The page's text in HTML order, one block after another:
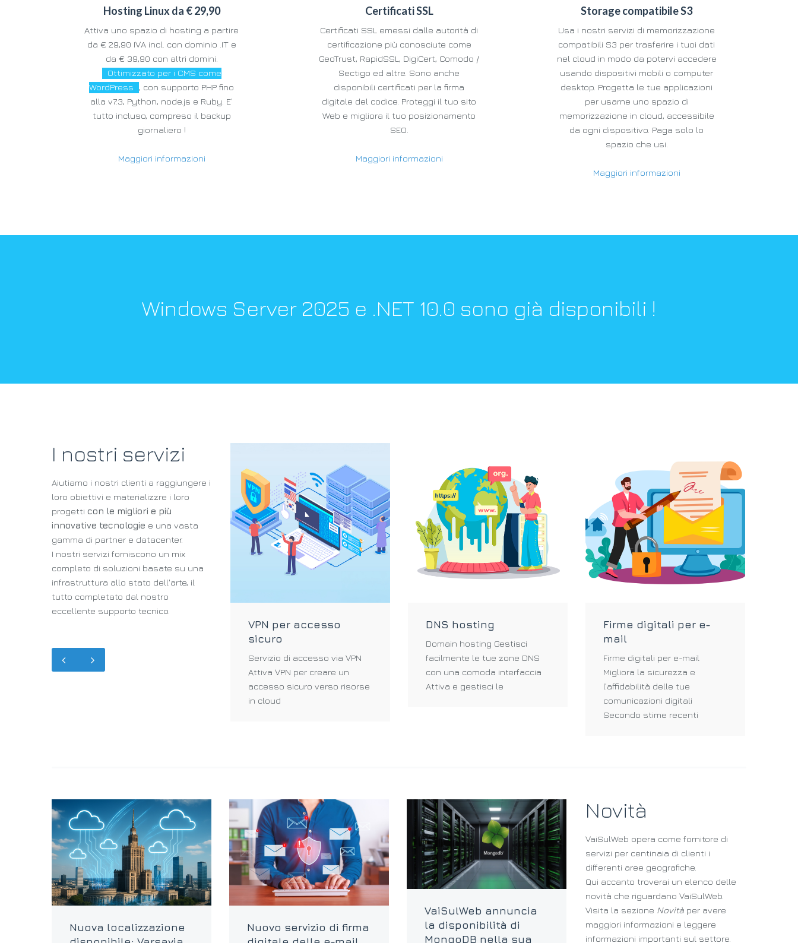
Hosting Linux da € 29,90
Attiva uno spazio di hosting a partire
da € 29,90 IVA incl. con dominio .IT e
da € 39,90 con altri domini.
Ottimizzato per i CMS come
WordPress
, con supporto PHP fino
alla v7.3, Python, node.js e Ruby. E’
tutto incluso, compreso il backup
giornaliero !
Maggiori informazioni
Certificati SSL
Certificati SSL emessi dalle autorità di
certificazione più conosciute come
GeoTrust, RapidSSL, DigiCert, Comodo /
Sectigo ed altre. Sono anche
disponibili certificati per la firma
digitale del codice. Proteggi il tuo sito
Web e migliora il tuo posizionamento
SEO.
Maggiori informazioni
Storage compatibile S3
Usa i nostri servizi di memorizzazione
compatibili S3 per trasferire i tuoi dati
nel cloud in modo da potervi accedere
usando dispositivi mobili o computer
desktop. Progetta le tue applicazioni
per usarne uno spazio di
memorizzazione in cloud, accessibile
da ogni dispositivo. Paga solo lo
spazio che usi.
Maggiori informazioni
Windows Server 2025 e .NET 10.0 sono già disponibili !
I nostri servizi
Aiutiamo i nostri clienti a raggiungere i
loro obiettivi e materializzre i loro
progetti con le migliori e più
innovative tecnologie e una vasta
gamma di partner e datacenter.
I nostri servizi forniscono un mix
completo di soluzioni basate su una
infrastruttura allo stato dell'arte, il
tutto completato dal nostro
eccellente supporto tecnico.
VPN per accesso
sicuro
Servizio di accesso via VPN
Attiva VPN per creare un
accesso sicuro verso risorse
in cloud
DNS hosting
Domain hosting Gestisci
facilmente le tue zone DNS
con una comoda interfaccia
Attiva e gestisci le
Firme digitali per e-
mail
Firme digitali per e-mail
Migliora la sicurezza e
l’affidabilità delle tue
comunicazioni digitali
Secondo stime recenti
Novità
VaiSulWeb opera come fornitore di
servizi per centinaia di clienti i
differenti aree geografiche.
Qui accanto troverai un elenco delle
novità che riguardano VaiSulWeb.
Visita la sezione Novità per avere
maggiori informazioni e leggere
informazioni importanti sul settore.
Nuova localizzazione
Nuovo servizio di firma
VaiSulWeb annuncia
la disponibilità di
MongoDB nella sua
Disponibile nuova API